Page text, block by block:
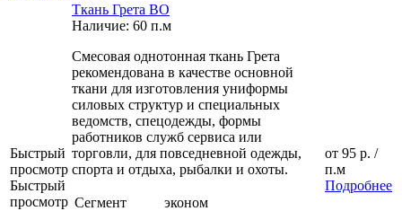
Быстрый
просмотр
Быстрый
просмотр
Ткань Грета ВО
Наличие: 60 п.м
Смесовая однотонная ткань Грета
рекомендована в качестве основной
ткани для изготовления униформы
силовых структур и специальных
ведомств, спецодежды, формы
работников служб сервиса или
торговли, для повседневной одежды,
спорта и отдыха, рыбалки и охоты.
Сегмент
эконом
от 95 р. /
п.м
Подробнее